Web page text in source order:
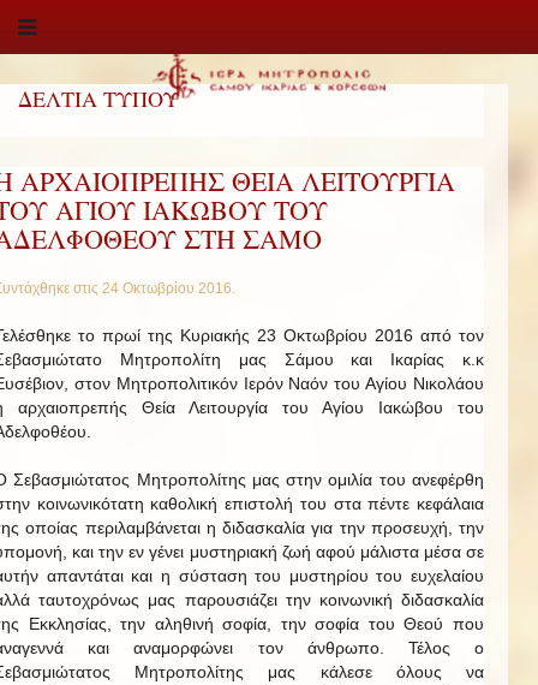
ΔΕΛΤΙΑ ΤΥΠΟΥ
ΑΡΧΑΙΟΠΡΕΠΗΣ ΘΕΙΑ ΛΕΙΤΟΥΡΓΙΑ
ΑΓΙΟΥ ΙΑΚΩΒΟΥ ΤΟΥ
ΣΤΗ ΣΑΜΟ
στις 24 Οκτωβρίου 2016.
το πρωί της Κυριακής 23 Οκτωβρίου 2016 από τον
Μητροπολίτη μας Σάμου και Ικαρίας κ.κ
στον Μητροπολιτικόν Ιερόν Ναόν του Αγίου Νικολάου
αρχαιοπρεπής Θεία Λειτουργία του Αγίου Ιακώβου του
Σεβασμιώτατος Μητροπολίτης μας στην ομιλία του ανεφέρθη
κοινωνικότατη καθολική επιστολή του στα πέντε κεφάλαια
οποίας περιλαμβάνεται η διδασκαλία για την προσευχή, την
και την εν γένει μυστηριακή ζωή αφού μάλιστα μέσα σε
απαντάται και η σύσταση του μυστηρίου του ευχελαίου
ταυτοχρόνως μας παρουσιάζει την κοινωνική διδασκαλία
Εκκλησίας, την αληθινή σοφία, την σοφία του Θεού που
και αναμορφώνει τον άνθρωπο. Τέλος ο
Μητροπολίτης μας κάλεσε όλους να